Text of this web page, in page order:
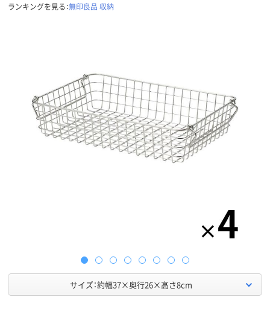
ランキングを見る：無印良品 収納
サイズ：約幅37×奥行26×高さ8cm